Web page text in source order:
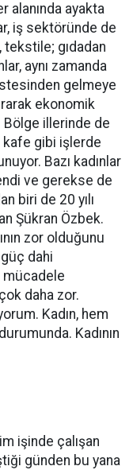
alanında ayakta
iş sektöründe de
tekstile; gıdadan
aynı zamanda
gelmeye
ekonomik
Bölge illerinde de
kafe gibi işlerde
Bazı kadınlar
ve gerekse de
biri de 20 yılı
Şükran Özbek.
zor olduğunu
dahi
mücadele
daha zor.
Kadın, hem
Kadının
işinde çalışan
günden bu yana